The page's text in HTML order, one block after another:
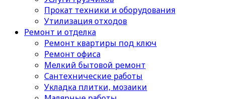
Прокат техники и оборудования
Утилизация отходов
Ремонт и отделка
Ремонт квартиры под ключ
Ремонт офиса
Мелкий бытовой ремонт
Сантехнические работы
Укладка плитки, мозаики